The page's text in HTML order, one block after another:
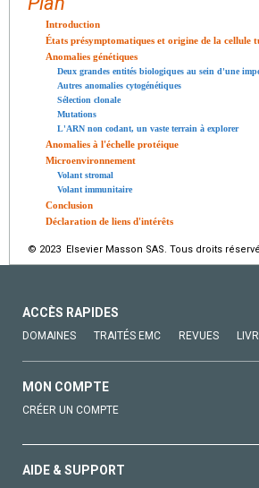
Introduction
États présymptomatiques et origine de la cellule
Anomalies génétiques
Deux grandes entités biologiques au sein d'une
Autres anomalies cytogénétiques
Sélection clonale
Mutations
L'ARN non codant, un vaste terrain à explorer
Anomalies à l'échelle protéique
Microenvironnement
Volant stromal
Volant immunitaire
Conclusion
Déclaration de liens d'intérêts
© 2023 Elsevier Masson SAS. Tous droits
ACCÈS RAPIDES
DOMAINES TRAITÉS EMC REVUES
MON COMPTE
CRÉER UN COMPTE
AIDE & SUPPORT